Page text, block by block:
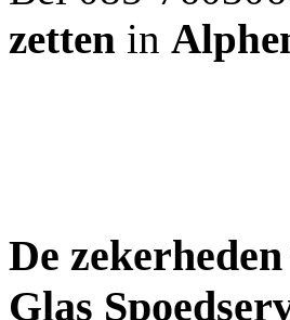
zetten in
De
Glas